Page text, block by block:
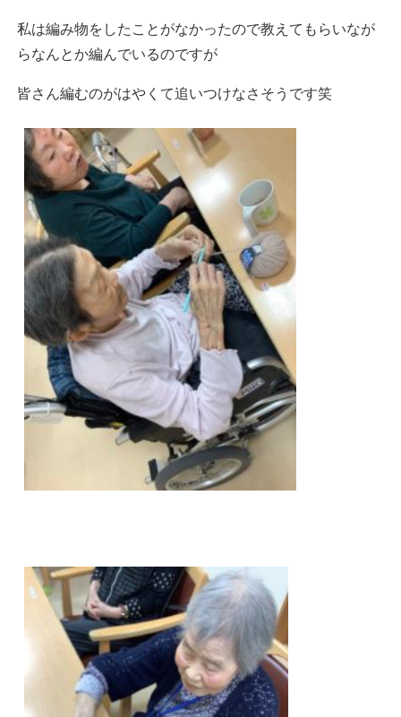
私は編み物をしたことがなかったので教えてもらいなが
らなんとか編んでいるのですが
皆さん編むのがはやくて追いつけなさそうです笑